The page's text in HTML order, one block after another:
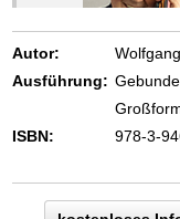
Autor:
Ausführung:
ISBN:
978-3-